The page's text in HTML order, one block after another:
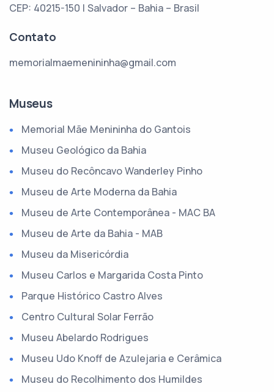
CEP: 40215-150 | Salvador – Bahia – Brasil
Contato
memorialmaemenininha@gmail.com
Museus
Memorial Mãe Menininha do Gantois
Museu Geológico da Bahia
Museu do Recôncavo Wanderley Pinho
Museu de Arte Moderna da Bahia
Museu de Arte Contemporânea - MAC BA
Museu de Arte da Bahia - MAB
Museu da Misericórdia
Museu Carlos e Margarida Costa Pinto
Parque Histórico Castro Alves
Centro Cultural Solar Ferrão
Museu Abelardo Rodrigues
Museu Udo Knoff de Azulejaria e Cerâmica
Museu do Recolhimento dos Humildes